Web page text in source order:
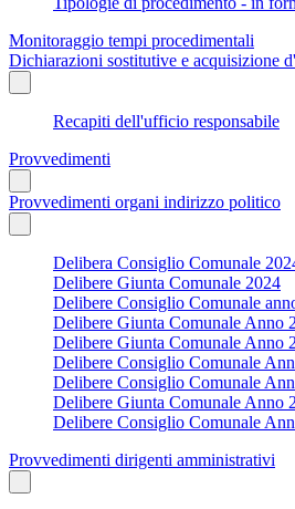
Monitoraggio tempi procedimentali
Dichiarazioni sostitutive e acquisizione
Recapiti dell'ufficio responsabile
Provvedimenti
Provvedimenti organi indirizzo politico
Delibera Consiglio Comunale
Delibere Giunta Comunale 2024
Delibere Consiglio Comunale
Delibere Giunta Comunale Anno
Delibere Giunta Comunale Anno
Delibere Consiglio Comunale
Delibere Consiglio Comunale
Delibere Giunta Comunale Anno
Delibere Consiglio Comunale
Provvedimenti dirigenti amministrativi